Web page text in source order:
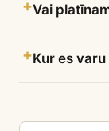
Vai
Kur es